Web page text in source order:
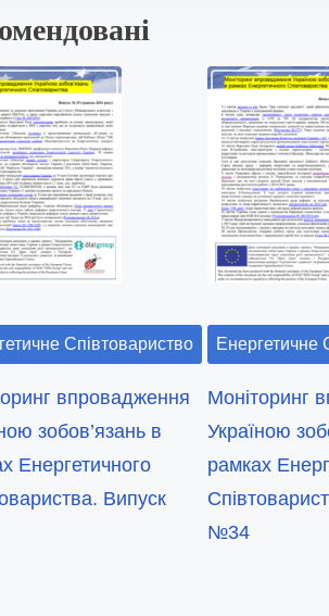
Співтовариство
впровадження
зобов’язань в
Енергетичного
Випуск
Енергетичне
Моніторинг
Україною
рамках
№34